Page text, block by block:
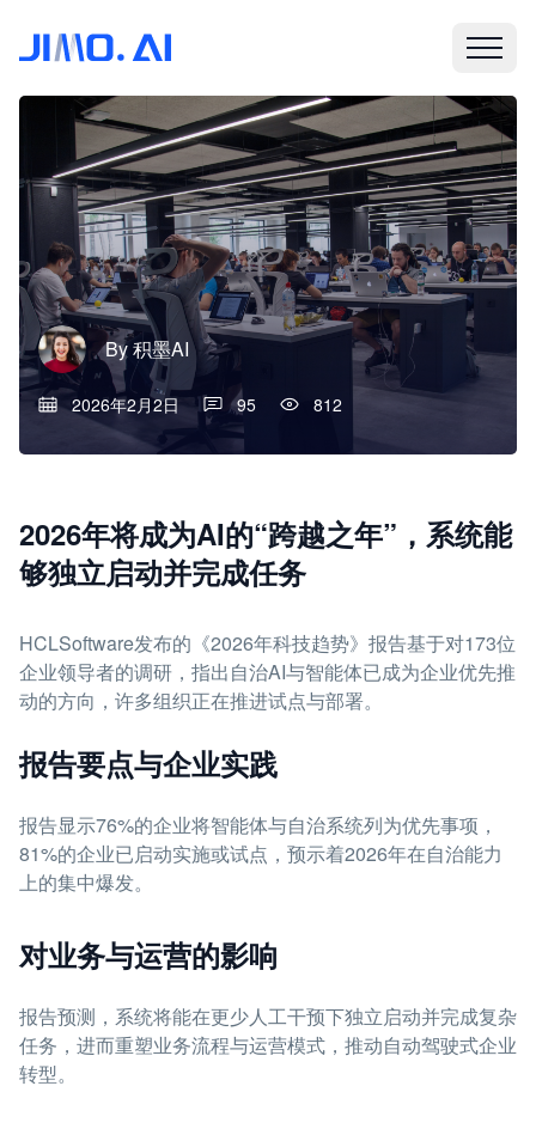
By积墨AI
2026年2月2日 95 812
2026年将成为AI的“跨越之年”，系统能
够独立启动并完成任务
HCLSoftware发布的《2026年科技趋势》报告基于对173位
企业领导者的调研，指出自治AI与智能体已成为企业优先推
动的方向，许多组织正在推进试点与部署。
报告要点与企业实践
报告显示76%的企业将智能体与自治系统列为优先事项，
81%的企业已启动实施或试点，预示着2026年在自治能力
上的集中爆发。
对业务与运营的影响
报告预测，系统将能在更少人工干预下独立启动并完成复杂
任务，进而重塑业务流程与运营模式，推动自动驾驶式企业
转型。